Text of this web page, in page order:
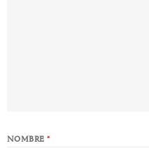
NOMBRE*